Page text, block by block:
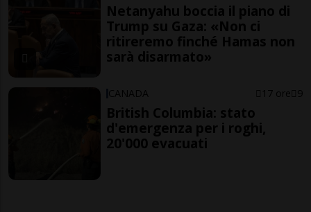
Netanyahu boccia il piano di
Trump su Gaza: «Non ci
ritireremo finché Hamas non
sarà disarmato»
CANADA 17 ore 9
British Columbia: stato
d'emergenza per i roghi,
20'000 evacuati